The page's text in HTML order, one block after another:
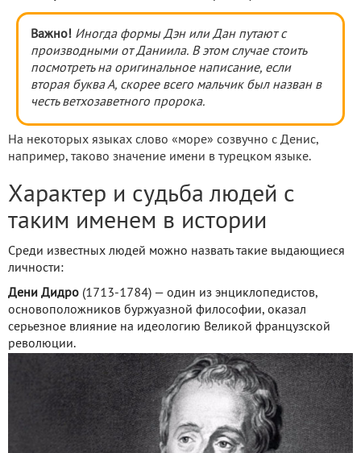
Важно! Иногда формы Дэн или Дан путают с
производными от Даниила. В этом случае стоить
посмотреть на оригинальное написание, если
вторая буква А, скорее всего мальчик был назван в
честь ветхозаветного пророка.
На некоторых языках слово «море» созвучно с Денис,
например, таково значение имени в турецком языке.
Характер и судьба людей с
таким именем в истории
Среди известных людей можно назвать такие выдающиеся
личности:
Дени Дидро (1713-1784) — один из энциклопедистов,
основоположников буржуазной философии, оказал
серьезное влияние на идеологию Великой французской
революции.